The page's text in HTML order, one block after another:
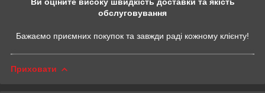
обслуговування
Бажаємо приємних покупок та завжди раді кожному клієнту!
Приховати